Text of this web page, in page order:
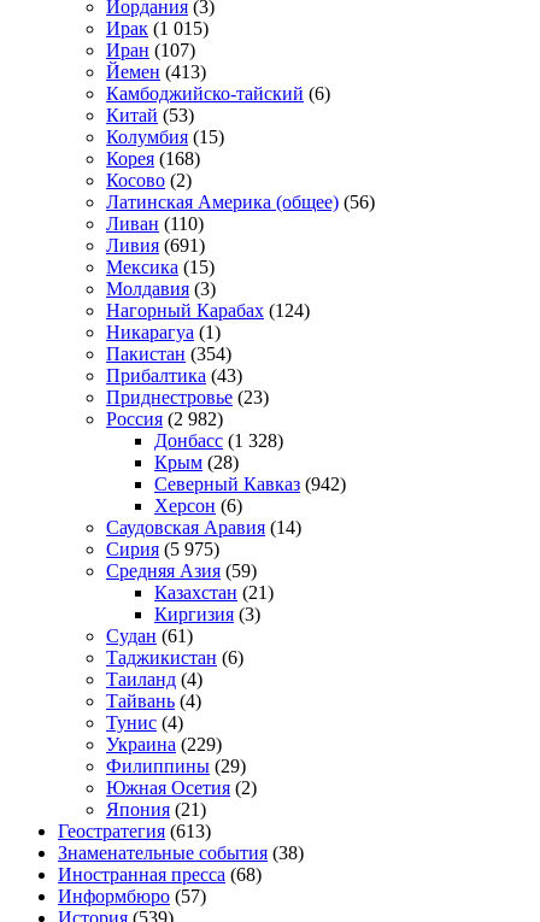
Иордания (3)
Ирак (1 015)
Иран (107)
Йемен (413)
Камбоджийско-тайский (6)
Китай (53)
Колумбия (15)
Корея (168)
Косово (2)
Латинская Америка (общее) (56)
Ливан (110)
Ливия (691)
Мексика (15)
Молдавия (3)
Нагорный Карабах (124)
Никарагуа (1)
Пакистан (354)
Прибалтика (43)
Приднестровье (23)
Россия (2 982)
Донбасс (1 328)
Крым (28)
Северный Кавказ (942)
Херсон (6)
Саудовская Аравия (14)
Сирия (5 975)
Средняя Азия (59)
Казахстан (21)
Киргизия (3)
Судан (61)
Таджикистан (6)
Таиланд (4)
Тайвань (4)
Тунис (4)
Украина (229)
Филиппины (29)
Южная Осетия (2)
Япония (21)
Геостратегия (613)
Знаменательные события (38)
Иностранная пресса (68)
Информбюро (57)